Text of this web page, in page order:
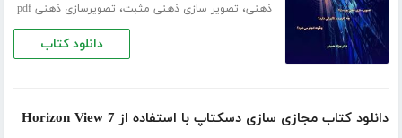
ذهنی، تصویر سازی ذهنی مثبت، تصویرسازی ذهنی pdf
دانلود کتاب
دانلود کتاب مجازی سازی دسکتاپ با استفاده از Horizon View 7